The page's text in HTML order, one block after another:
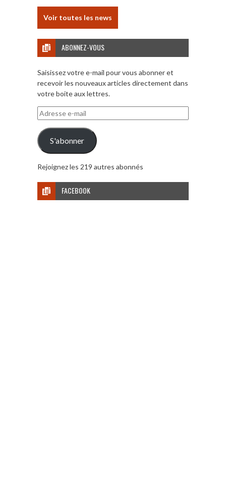
Voir toutes les news
ABONNEZ-VOUS
Saisissez votre e-mail pour vous abonner et
recevoir les nouveaux articles directement dans
votre boite aux lettres.
Adresse
e-
mail
S'abonner
Rejoignez les 219 autres abonnés
FACEBOOK